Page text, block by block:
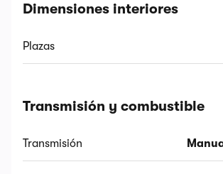
Dimensiones interiores
Plazas
Transmisión y combustible
Transmisión